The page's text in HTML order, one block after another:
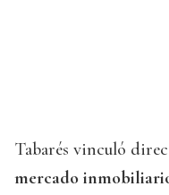
Tabarés vinculó
mercado